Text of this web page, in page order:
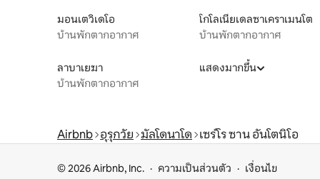
มอนเตวิเดโอ
บ้านพักตากอากาศ
โกโลเนียเดลซาเคราเมนโต
บ้านพักตากอากาศ
ลาบาเยฆา
บ้านพักตากอากาศ
แสดงมากขึ้น
Airbnb อุรุกวัย มัลโดนาโด เซร์โร ซาน อันโตนิโอ
© 2026 Airbnb, Inc. ความเป็นส่วนตัว เงื่อนไข